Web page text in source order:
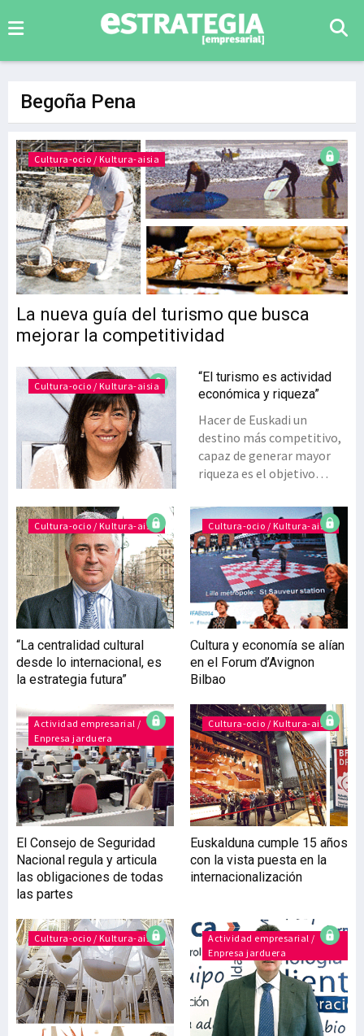
Begoña Pena
La nueva guía del turismo que busca
mejorar la competitividad
Cultura-ocio / Kultura-aisia
Cultura-ocio / Kultura-aisia
“El turismo es actividad
económica y riqueza”
Hacer de Euskadi un
destino más competitivo,
capaz de generar mayor
riqueza es el objetivo
Estratégico del Turismo
Vasco 2020. La
viceconsejera, Itziar
Epalza, detalla la
elaboración de un Plan que
servirá de guía a un sector
formado por 22.300
85.000 personas. De
concluir con éxito el Plan,
¿de cuántos visitantes
podríamos estar hablando
en 2020 y cuál sería la
aportación del sector al
PIB? De cumplirse todos
los objetivos contenidos
en el Plan, de forma que
todos los agentes
trabajemos de forma
coordinada, podemos
mejorar notablemente las
entradas pasando de los
Cultura-ocio / Kultura-aisia
“La centralidad cultural
desde lo internacional, es
la estrategia futura”
Cultura-ocio / Kultura-aisia
Cultura y economía se alían
en el Forum d’Avignon
Bilbao
Actividad empresarial /
Enpresa jarduera
El Consejo de Seguridad
Nacional regula y articula
las obligaciones de todas
las partes
Cultura-ocio / Kultura-aisia
Euskalduna cumple 15 años
con la vista puesta en la
internacionalización
Cultura-ocio / Kultura-aisia
Actividad empresarial /
Enpresa jarduera